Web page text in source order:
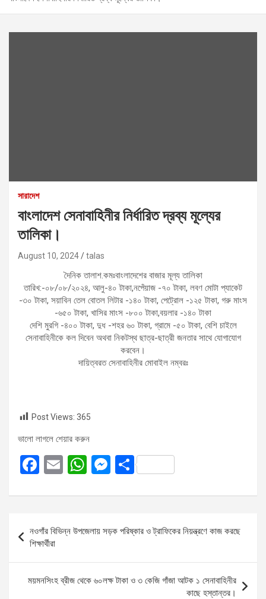
সারাদেশ
বাংলাদেশ সেনাবাহিনীর নির্ধারিত দ্রব্য মূল্যের
তালিকা।
August 10, 2024 talas
দৈনিক তালাশ.কমঃবাংলাদেশের বাজার মূল্য তালিকা
তারিখ:-০৮/০৮/২০২৪, আলু-৪০ টাকা,নপেঁয়াজ -৭০ টাকা, লবণ মোটা প্যাকেট
-৩০ টাকা, সয়াবিন তেল বোতল লিটার -১৪০ টাকা, পেট্রোল -১২৫ টাকা, গরু মাংস
-৬৫০ টাকা, খাসির মাংস -৮০০ টাকা,বয়লার -১৪০ টাকা
দেশি মুরগি -৪০০ টাকা, দুধ -শহর ৬০ টাকা, গ্রামে -৫০ টাকা, বেশি চাইলে
সেনাবাহিনীকে কল দিবেন অথবা নিকটস্থ ছাত্র-ছাত্রী জনতার সাথে যোগাযোগ
করবেন।
দায়িত্বরত সেনাবাহিনীর মোবাইল নম্বরঃ
Post Views: 365
ভালো লাগলে শেয়ার করুন
F
ce
b
o
o
k
E
ail
W
at
A
p
p
M
se
g
er
S
ar
navigation
নওগাঁর বিভিন্ন উপজেলায় সড়ক পরিষ্কার ও ট্রাফিকের নিয়ন্ত্রণে কাজ করছে
শিক্ষার্থীরা
ময়মনসিংহ ব্রীজ থেকে ৬০লক্ষ টাকা ও ৩ কেজি গাঁজা আটক ১ সেনাবাহিনীর
কাছে হস্তান্তর।